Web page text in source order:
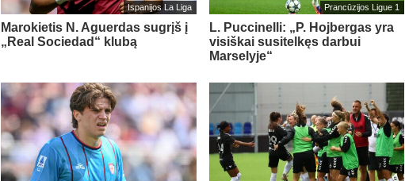
Ispanijos La Liga
Marokietis N. Aguerdas sugrįš į
„Real Sociedad“ klubą
Prancūzijos Ligue 1
L. Puccinelli: „P. Hojbergas yra
visiškai susitelkęs darbui
Marselyje“